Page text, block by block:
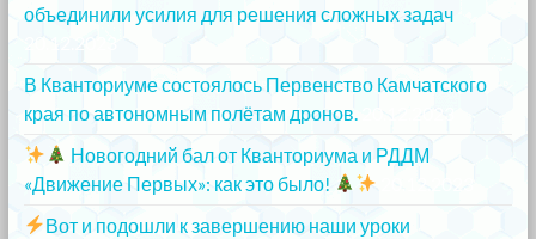
объединили усилия для решения сложных задач
В Кванториуме состоялось Первенство Камчатского
края по автономным полётам дронов.
Новогодний бал от Кванториума и РДДМ
«Движение Первых»: как это было!
Вот и подошли к завершению наши уроки